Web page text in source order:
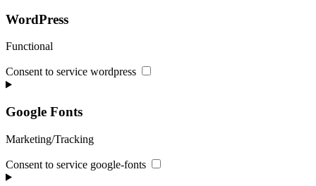
WordPress
Functional
Consent to service wordpress
Google Fonts
Marketing/Tracking
Consent to service google-fonts